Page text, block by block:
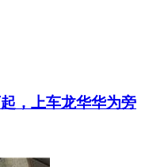
，上车龙华华为旁